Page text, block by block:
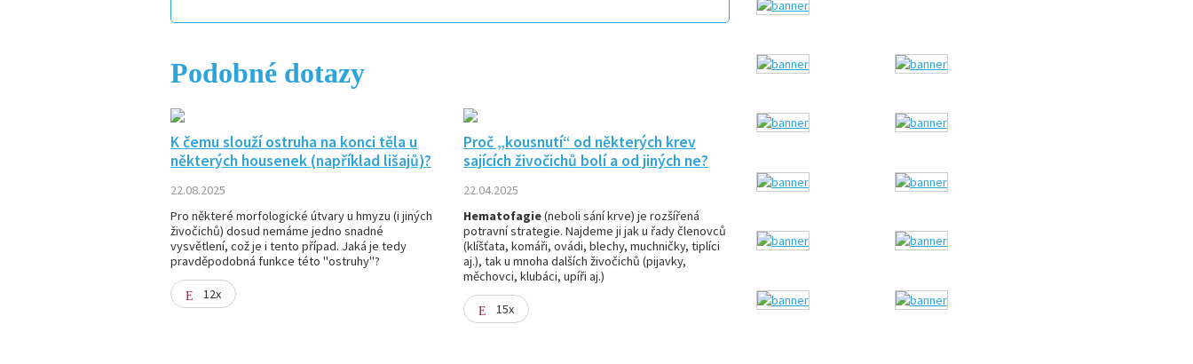
Podobné dotazy
K čemu slouží ostruha na konci těla u
některých housenek (například lišajů)?
22.08.2025
Pro některé morfologické útvary u hmyzu (i jiných
živočichů) dosud nemáme jedno snadné
vysvětlení, což je i tento případ. Jaká je tedy
pravděpodobná funkce této "ostruhy"?
12x
Proč „kousnutí“ od některých krev
sajících živočichů bolí a od jiných ne?
22.04.2025
Hematofagie(neboli sání krve) je rozšířená
potravní strategie. Najdeme ji jak u řady členovců
(klíšťata, komáři, ovádi, blechy, muchničky, tiplíci
aj.), tak u mnoha dalších živočichů (pijavky,
měchovci, klubáci, upíři aj.)
15x